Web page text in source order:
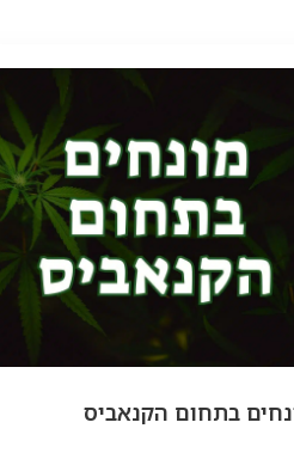
בתחום הקנאביס